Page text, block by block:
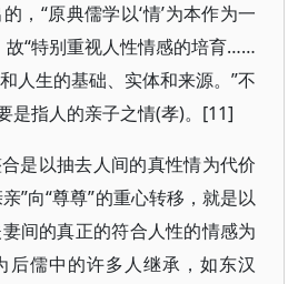
，“原典儒学以‘情’为本作为一
故“特别重视人性情感的培育……
人生的基础、实体和来源。”不
是指人的亲子之情(孝)。[11]
是以抽去人间的真性情为代价
”向“尊尊”的重心转移，就是以
间的真正的符合人性的情感为
后儒中的许多人继承，如东汉